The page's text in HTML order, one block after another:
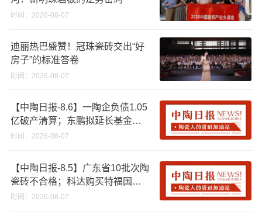
时间：2026-08-07
迪丽热巴盛赞！冠珠瓷砖交出“好
房子”的标准答卷
时间：2026-08-07
【中陶日报-8.6】一陶企负债1.05
亿破产清算；东鹏拟延长基金投
资期限；工信部开展建陶行业能
时间：2026-08-07
【中陶日报-8.5】广东省10批次陶
瓷砖不合格；科达购买特福国际
股份申请未通过；蒙娜丽莎5千万
时间：2026-08-07